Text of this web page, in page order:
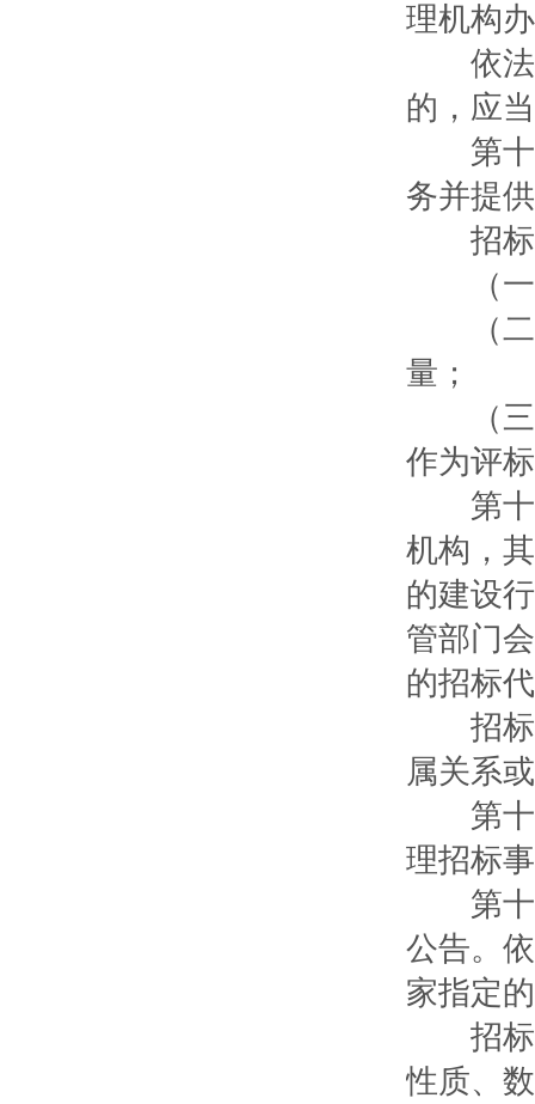
理机构
依法
的，应
第十
务并提
招标
（一
（二
量；
（三
作为评
第十
机构，
的建设
管部门
的招标
招标
属关系
第十
理招标
第十
公告。
家指定
招标
性质、